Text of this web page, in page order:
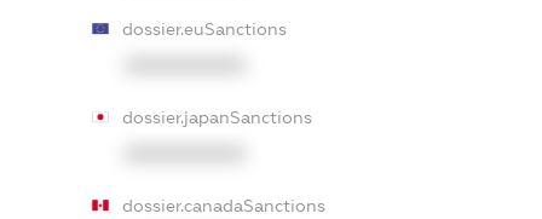
dossier.euSanctions
dossier.japanSanctions
dossier.canadaSanctions